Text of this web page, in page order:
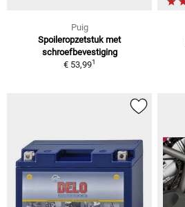
Puig
Spoileropzetstuk met
schroefbevestiging
€ 53,991